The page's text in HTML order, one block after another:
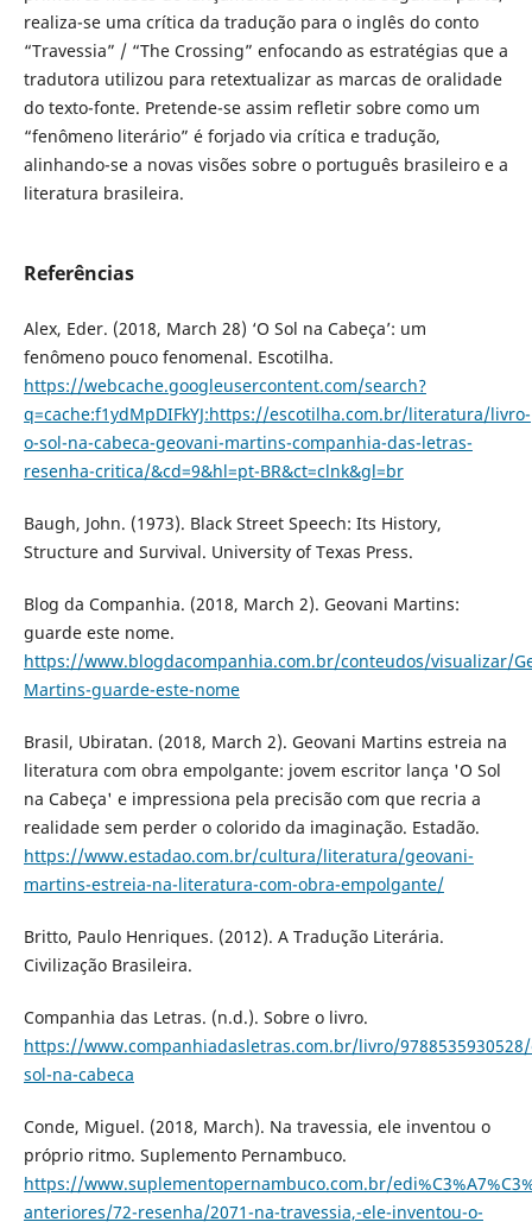
realiza-se uma crítica da tradução para o inglês do conto
“Travessia” / “The Crossing” enfocando as estratégias que a
tradutora utilizou para retextualizar as marcas de oralidade
do texto-fonte. Pretende-se assim refletir sobre como um
“fenômeno literário” é forjado via crítica e tradução,
alinhando-se a novas visões sobre o português brasileiro e a
literatura brasileira.
Referências
Alex, Eder. (2018, March 28) ‘O Sol na Cabeça’: um
fenômeno pouco fenomenal. Escotilha.
https://webcache.googleusercontent.com/search?
q=cache:f1ydMpDIFkYJ:https://escotilha.com.br/literatura/livro-
o-sol-na-cabeca-geovani-martins-companhia-das-letras-
resenha-critica/&cd=9&hl=pt-BR&ct=clnk&gl=br
Baugh, John. (1973). Black Street Speech: Its History,
Structure and Survival. University of Texas Press.
Blog da Companhia. (2018, March 2). Geovani Martins:
guarde este nome.
https://www.blogdacompanhia.com.br/conteudos/visualizar/
Martins-guarde-este-nome
Brasil, Ubiratan. (2018, March 2). Geovani Martins estreia na
literatura com obra empolgante: jovem escritor lança 'O Sol
na Cabeça' e impressiona pela precisão com que recria a
realidade sem perder o colorido da imaginação. Estadão.
https://www.estadao.com.br/cultura/literatura/geovani-
martins-estreia-na-literatura-com-obra-empolgante/
Britto, Paulo Henriques. (2012). A Tradução Literária.
Civilização Brasileira.
Companhia das Letras. (n.d.). Sobre o livro.
https://www.companhiadasletras.com.br/livro/
sol-na-cabeca
Conde, Miguel. (2018, March). Na travessia, ele inventou o
próprio ritmo. Suplemento Pernambuco.
https://www.suplementopernambuco.com.br/
anteriores/72-resenha/2071-na-travessia,-ele-inventou-o-